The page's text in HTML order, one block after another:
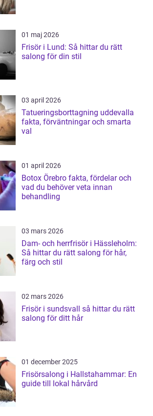
01 maj 2026
Frisör i Lund: Så hittar du rätt
salong för din stil
03 april 2026
Tatueringsborttagning uddevalla
fakta, förväntningar och smarta
val
01 april 2026
Botox Örebro fakta, fördelar och
vad du behöver veta innan
behandling
03 mars 2026
Dam- och herrfrisör i Hässleholm:
Så hittar du rätt salong för hår,
färg och stil
02 mars 2026
Frisör i sundsvall så hittar du rätt
salong för ditt hår
01 december 2025
Frisörsalong i Hallstahammar: En
guide till lokal hårvård